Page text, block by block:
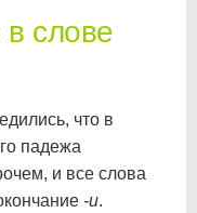
слове
что в
падежа
и все слова
-и.